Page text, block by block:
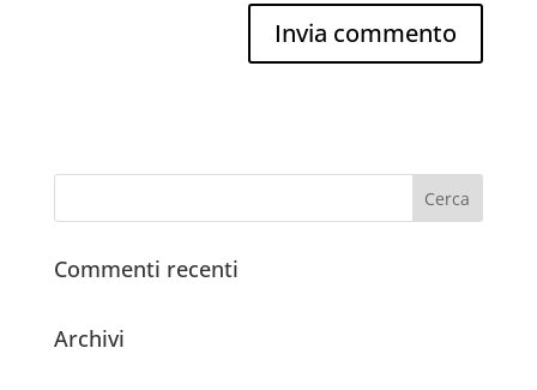
Commenti recenti
Archivi